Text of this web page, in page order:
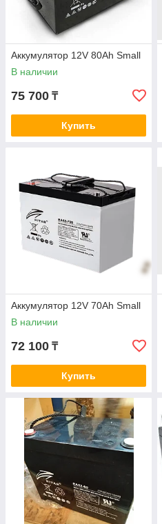
Аккумулятор 12V 80Ah Small
В наличии
75 700 ₸
Купить
Аккумулятор 12V 70Ah Small
В наличии
72 100 ₸
Купить